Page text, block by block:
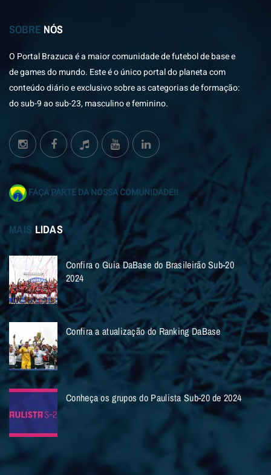
SOBRE NÓS
O Portal Brazuca é a maior comunidade de futebol de base e
de games do mundo. Este é o único portal do planeta com
conteúdo diário e exclusivo sobre as categorias de formação:
do sub-9 ao sub-23, masculino e feminino.
FAÇA PARTE DA NOSSA COMUNIDADE!!
MAIS LIDAS
Confira o Guia DaBase do Brasileirão Sub-20
2024
Confira a atualização do Ranking DaBase
Conheça os grupos do Paulista Sub-20 de 2024